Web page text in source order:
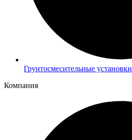
Грунтосмесительные установки
Компания